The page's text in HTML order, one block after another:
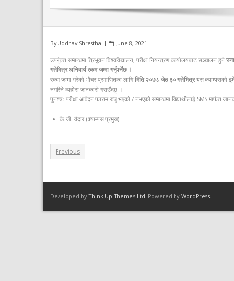
By Uddhav Shrestha June 8, 2021
उपर्युक्त सम्बन्धमा त्रिभुवन विश्वविद्यालय, परीक्षा नियन्त्रण कार्यालयबाट सञ्चालन हुने
गतेभित्र अनिवार्य रकम जम्मा गर्नुपर्नेछ ।
रकम जम्मा गरेको भौचर प्रमाणितका लागिमिति २०७८ जेठ ३० गतेभित्रयस क्याम्पसको
नगरिने व्यहोरा जानकारी गराउँदछु ।
पुनश्चः परीक्षा आवेदन फाराम रुजु भएको / नभएको सम्बन्धमा विद्यार्थीलाई SMS मार्फत
के.जी. वैदार (क्याम्पस प्रमुख)
Previous
Developed by Think Up Themes Ltd. Powered by WordPress.